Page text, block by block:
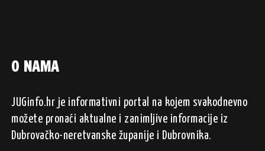
O NAMA
JUGinfo.hr je informativni portal na kojem svakodnevno
možete pronaći aktualne i zanimljive informacije iz
Dubrovačko-neretvanske županije i Dubrovnika.